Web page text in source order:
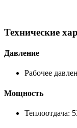
Технические
Давление
Рабочее
Мощность
Теплоотдача: